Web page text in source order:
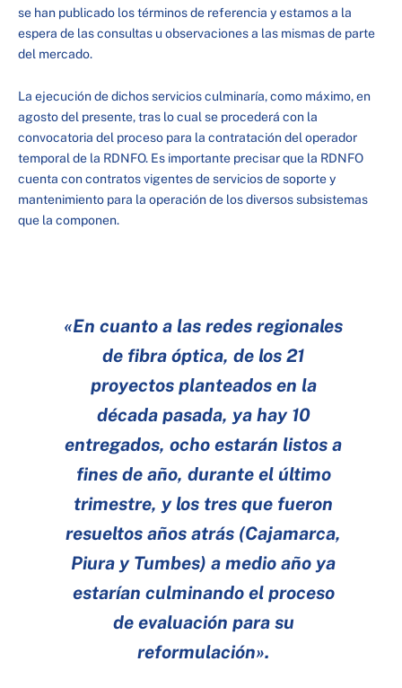
se han publicado los términos de referencia y estamos a la
espera de las consultas u observaciones a las mismas de parte
del mercado.
La ejecución de dichos servicios culminaría, como máximo, en
agosto del presente, tras lo cual se procederá con la
convocatoria del proceso para la contratación del operador
temporal de la RDNFO. Es importante precisar que la RDNFO
cuenta con contratos vigentes de servicios de soporte y
mantenimiento para la operación de los diversos subsistemas
que la componen.
«En cuanto a las redes regionales
de fibra óptica, de los 21
proyectos planteados en la
década pasada, ya hay 10
entregados, ocho estarán listos a
fines de año, durante el último
trimestre, y los tres que fueron
resueltos años atrás (Cajamarca,
Piura y Tumbes) a medio año ya
estarían culminando el proceso
de evaluación para su
reformulación».